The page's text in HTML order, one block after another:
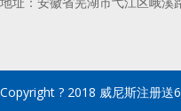
Copyright ? 2018 威尼斯注册